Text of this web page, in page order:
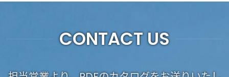
CONTACT US